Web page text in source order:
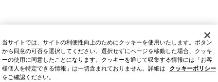
当サイトでは、サイトの利便性向上のためにクッキーを使用いたします。ボタン
から同意の可否を選択してください。選択せずにページを移動した場合、クッキ
ーの使用に同意したことになります。クッキーを通じて収集する情報には「お客
様個人を特定できる情報」は一切含まれておりません。詳細は
クッキーポリシー
をご確認ください。